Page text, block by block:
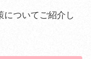
についてご紹介し